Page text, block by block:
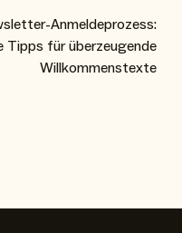
Anmeldeprozess:
Tipps für überzeugende
Willkommenstexte